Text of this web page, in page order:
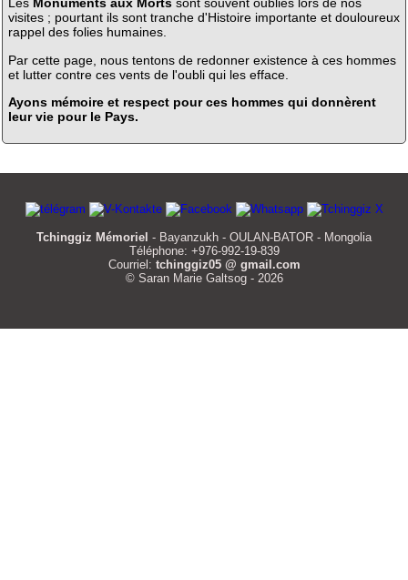
visites ; pourtant ils sont tranche d'Histoire importante et douloureux
rappel des folies humaines.
Par cette page, nous tentons de redonner existence à ces hommes
et lutter contre ces vents de l'oubli qui les efface.
Ayons mémoire et respect pour ces hommes qui donnèrent
leur vie pour le Pays.
Tchinggiz Mémoriel - Bayanzukh - OULAN-BATOR - Mongolia
Téléphone: +976-992-19-839
Courriel: tchinggiz05 @ gmail.com
© Saran Marie Galtsog - 2026